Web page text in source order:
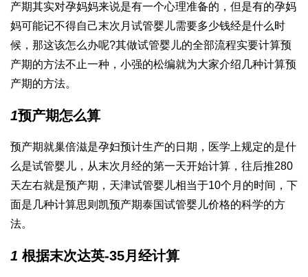
产期其实对孕妈妈来说是有一个心理准备的，但是有的孕妈
妈可能记不得自己末次月 试管婴儿需要多少钱经是什么时
候，那这该怎么办呢?其做试管婴儿的全部流程实要计算预
产期的方法不止一种，小强的松编就为大家介绍几种计算预
产期的方法。
1预产期怎么算
预产期就巢倍滋是孕妇预计生产的日期，医学上规定的是什
么是试管婴儿 ，从末次月经的第一天开始计算，往后推280
天左右就是预产期， 天津试管婴儿相当于10个月的时间，下
面是几种计算思则凯预产期泰国试管婴儿价格的科学的方
法。
1 根据末次达英-35月经计算